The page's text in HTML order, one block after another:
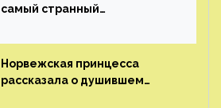
самый странный
от фаната
Норвежская принцесса
рассказала о душившем